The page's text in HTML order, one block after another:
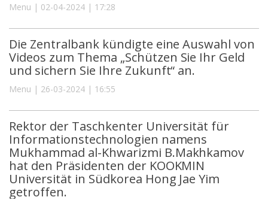
Menu | 02-04-2024 | 17:28
Die Zentralbank kündigte eine Auswahl von
Videos zum Thema „Schützen Sie Ihr Geld
und sichern Sie Ihre Zukunft“ an.
Menu | 26-03-2024 | 16:55
Rektor der Taschkenter Universität für
Informationstechnologien namens
Mukhammad al-Khwarizmi B.Makhkamov
hat den Präsidenten der KOOKMIN
Universität in Südkorea Hong Jae Yim
getroffen.